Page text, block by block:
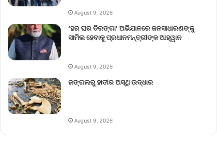
August 9, 2026
‘ହର ଘର ତିରଙ୍ଗା’ ଅଭିଯାନରେ ଜନସାଧାରଣଙ୍କୁ
ସାମିଲ ହେବାକୁ ପ୍ରଧାନମନ୍ତ୍ରୀଙ୍କ ଆହ୍ୱାନ
August 9, 2026
ଜଙ୍ଗଲରୁ ହାତୀର ଅସ୍ଥି ଉଦ୍ଧାର
August 9, 2026